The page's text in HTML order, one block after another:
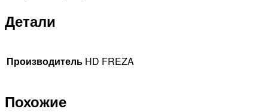
Детали
Производитель HD FREZA
Похожие